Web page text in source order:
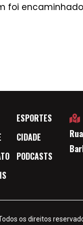
foi
ESPORTES
CIDADE
PODCASTS
os direitos